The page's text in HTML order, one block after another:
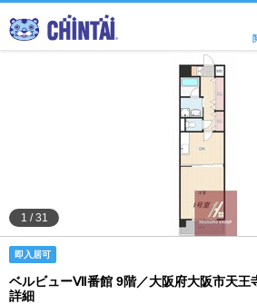
沿線・駅か
住所から
家賃相場か
物件特集か
不動産会社
1 /31
即入居可
ベルビューⅦ番館 9階／大阪府大阪市天王
詳細